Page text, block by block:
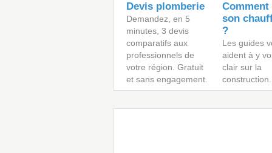
Devis plomberie
Demandez, en 5
minutes, 3 devis
comparatifs aux
professionnels de
votre région. Gratuit
et sans engagement.
son
?
Les guides
aident à y
clair sur la
construction.